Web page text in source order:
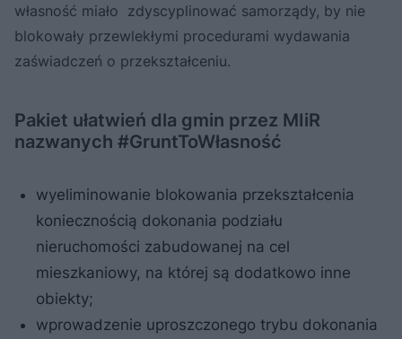
własność miało zdyscyplinować samorządy, by nie
blokowały przewlekłymi procedurami wydawania
zaświadczeń o przekształceniu.
Pakiet ułatwień dla gmin przez MIiR
nazwanych #GruntToWłasność
wyeliminowanie blokowania przekształcenia
koniecznością dokonania podziału
nieruchomości zabudowanej na cel
mieszkaniowy, na której są dodatkowo inne
obiekty;
wprowadzenie uproszczonego trybu dokonania